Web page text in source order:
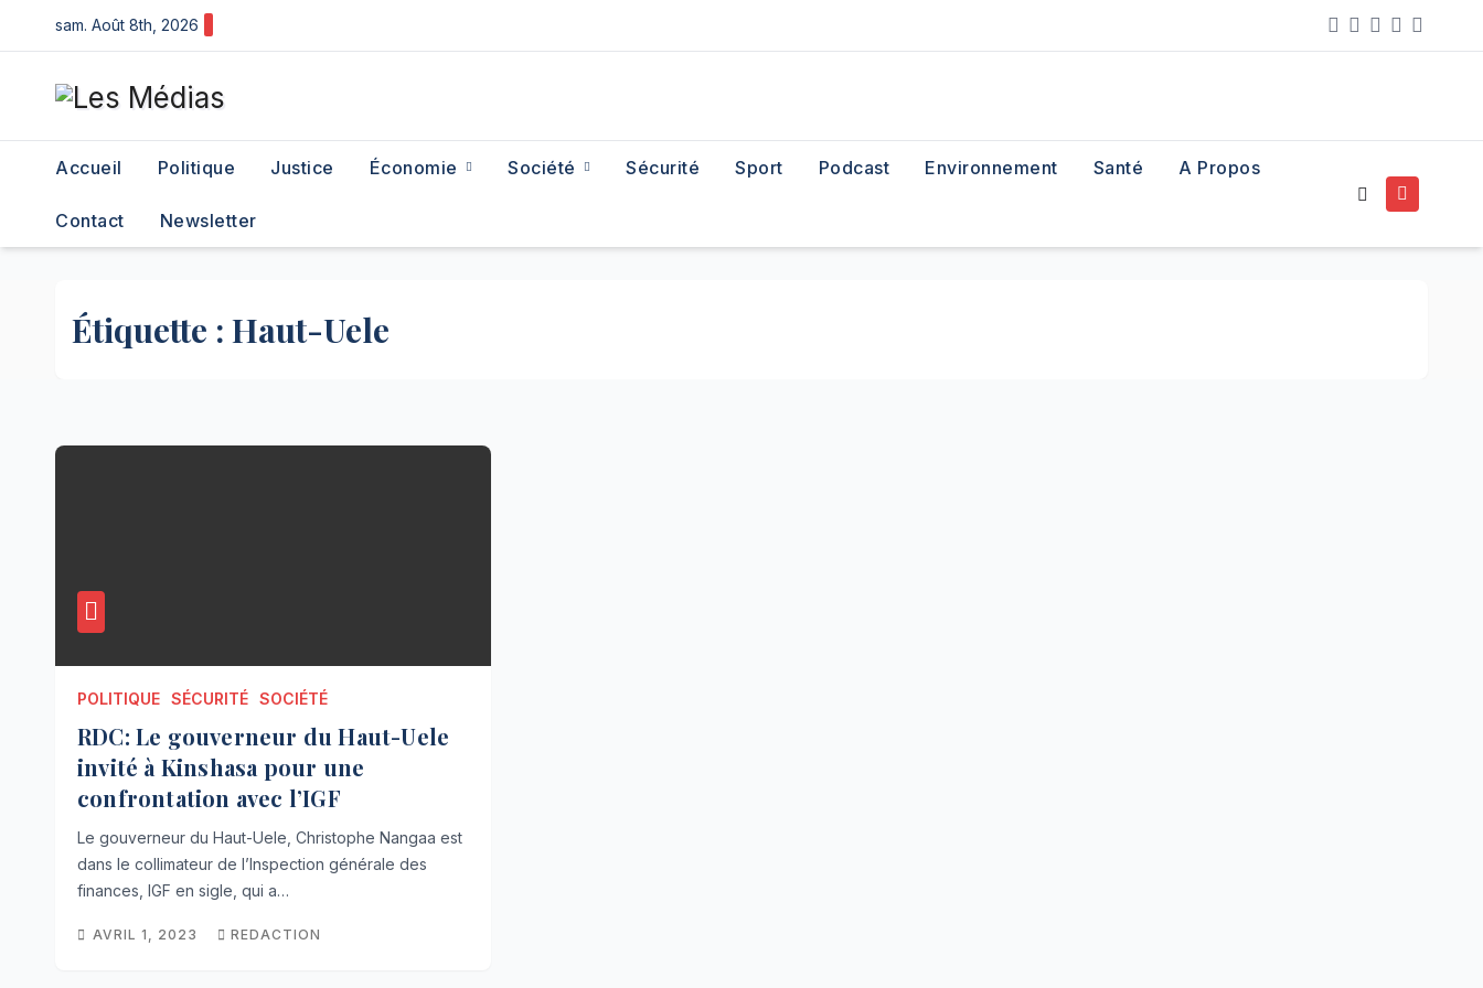
to
content
sam. Août 8th, 2026
Accueil Politique Justice Économie Société Sécurité Sport Podcast Environnement Santé A Propos
Contact Newsletter
Étiquette : Haut-Uele
POLITIQUE SÉCURITÉ SOCIÉTÉ
RDC: Le gouverneur du Haut-Uele
invité à Kinshasa pour une
confrontation avec l’IGF
Le gouverneur du Haut-Uele, Christophe Nangaa est
dans le collimateur de l’Inspection générale des
finances, IGF en sigle, qui a…
AVRIL 1, 2023 REDACTION